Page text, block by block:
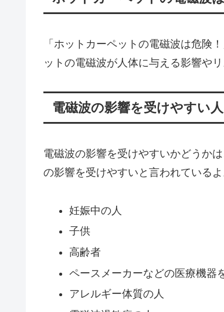
「ホットカーペットの電磁波は危険
ットの電磁波が人体に与える影響や
電磁波の影響を受けやすい
電磁波の影響を受けやすいかどうか
の影響を受けやすいと言われているよ
妊娠中の人
子供
高齢者
ペースメーカーなどの医療機器
アレルギー体質の人